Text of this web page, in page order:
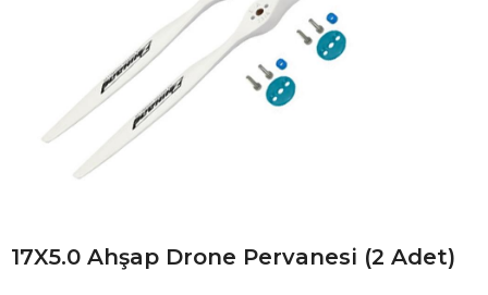
17X5.0 Ahşap Drone Pervanesi (2 Adet)